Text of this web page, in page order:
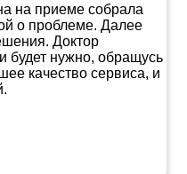
на приеме собрала
о проблеме. Далее
Доктор
будет нужно, обращусь
качество сервиса, и